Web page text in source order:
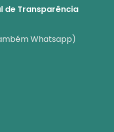
de Transparência
Whatsapp)